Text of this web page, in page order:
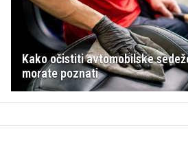
Kako očistiti avtomobilske
morate poznati